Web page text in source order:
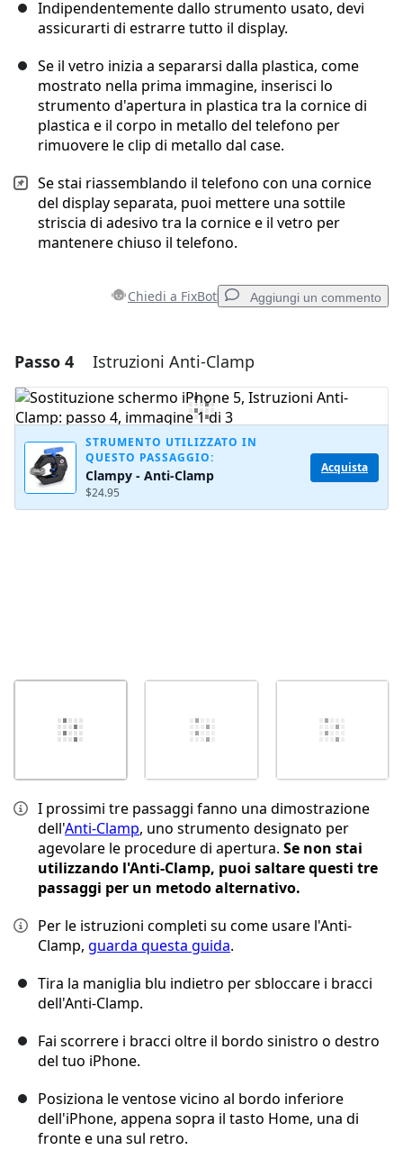
Indipendentemente dallo strumento usato, devi
assicurarti di estrarre tutto il display.
Se il vetro inizia a separarsi dalla plastica, come
mostrato nella prima immagine, inserisci lo
strumento d'apertura in plastica tra la cornice di
plastica e il corpo in metallo del telefono per
rimuovere le clip di metallo dal case.
Se stai riassemblando il telefono con una cornice
del display separata, puoi mettere una sottile
striscia di adesivo tra la cornice e il vetro per
mantenere chiuso il telefono.
Chiedi a FixBot Aggiungi un commento
Aggiungi un commento
Aggiungi Commento
Annulla Pubblica commento
Passo 4 Istruzioni Anti-Clamp
STRUMENTO UTILIZZATO IN
QUESTO PASSAGGIO:
Clampy - Anti-Clamp
$24.95
Acquista
I prossimi tre passaggi fanno una dimostrazione
dell'Anti-Clamp, uno strumento designato per
agevolare le procedure di apertura. Se non stai
utilizzando l'Anti-Clamp, puoi saltare questi tre
passaggi per un metodo alternativo.
Per le istruzioni completi su come usare l'Anti-
Clamp, guarda questa guida.
Tira la maniglia blu indietro per sbloccare i bracci
dell'Anti-Clamp.
Fai scorrere i bracci oltre il bordo sinistro o destro
del tuo iPhone.
Posiziona le ventose vicino al bordo inferiore
dell'iPhone, appena sopra il tasto Home, una di
fronte e una sul retro.